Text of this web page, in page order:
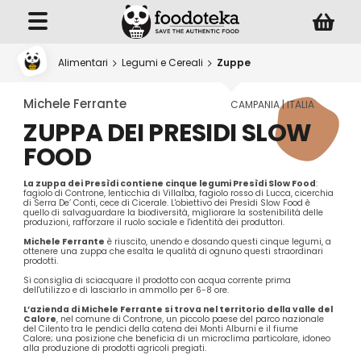
Alimentari Legumi e Cereali Zuppe
Michele Ferrante CAMPANIA | ITALIA
ZUPPA DEI PRESIDI SLOW
FOOD
La zuppa dei Presìdi contiene cinque legumi Presìdi Slow Food:
fagiolo di Controne, lenticchia di Villalba, fagiolo rosso di Lucca, cicerchia
di Serra De’ Conti, cece di Cicerale. L'obiettivo dei Presìdi Slow Food è
quello di salvaguardare la biodiversità, migliorare la sostenibilità delle
produzioni, rafforzare il ruolo sociale e l'identità dei produttori.
Michele Ferrante è riuscito, unendo e dosando questi cinque legumi, a
ottenere una zuppa che esalta le qualità di ognuno questi straordinari
prodotti.
Si consiglia di sciacquare il prodotto con acqua corrente prima
dell'utilizzo e di lasciarlo in ammollo per 6-8 ore.
L’azienda di Michele Ferrante si trova nel territorio della valle del
Calore, nel comune di Controne, un piccolo paese del parco nazionale
del Cilento tra le pendici della catena dei Monti Alburni e il fiume
Calore; una posizione che beneficia di un microclima particolare, idoneo
alla produzione di prodotti agricoli pregiati.